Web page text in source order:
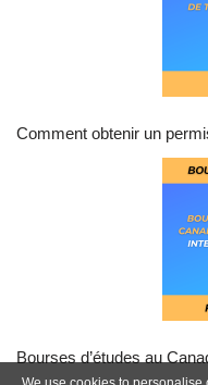
Comment obtenir un
Bourses d’études au